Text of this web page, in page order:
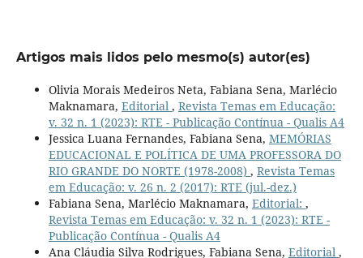
Artigos mais lidos pelo mesmo(s) autor(es)
Olivia Morais Medeiros Neta, Fabiana Sena, Marlécio
Maknamara, Editorial , Revista Temas em Educação:
v. 32 n. 1 (2023): RTE - Publicação Contínua - Qualis A4
Jessica Luana Fernandes, Fabiana Sena, MEMÓRIAS
EDUCACIONAL E POLÍTICA DE UMA PROFESSORA DO
RIO GRANDE DO NORTE (1978-2008) , Revista Temas
em Educação: v. 26 n. 2 (2017): RTE (jul.-dez.)
Fabiana Sena, Marlécio Maknamara, Editorial: ,
Revista Temas em Educação: v. 32 n. 1 (2023): RTE -
Publicação Contínua - Qualis A4
Ana Cláudia Silva Rodrigues, Fabiana Sena, Editorial ,